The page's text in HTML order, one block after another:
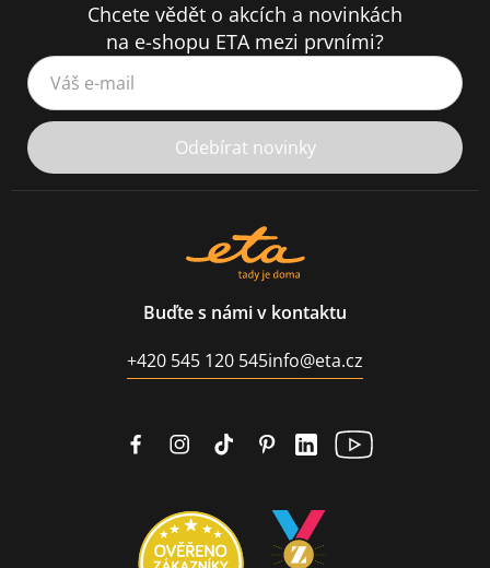
Chcete vědět o akcích a novinkách
na e-shopu ETA mezi prvními?
Váš e-mail
Odebírat novinky
Buďte s námi v kontaktu
+420 545 120 545info@eta.cz